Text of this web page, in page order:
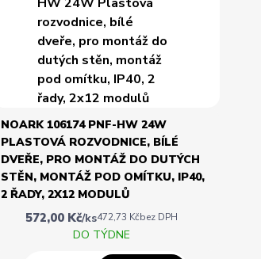
NOARK 106174 PNF-HW 24W
PLASTOVÁ ROZVODNICE, BÍLÉ
DVEŘE, PRO MONTÁŽ DO DUTÝCH
STĚN, MONTÁŽ POD OMÍTKU, IP40,
2 ŘADY, 2X12 MODULŮ
572,00 Kč/ks472,73 Kčbez DPH
DO TÝDNE